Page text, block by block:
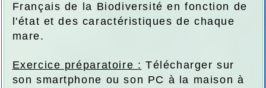
Français de la Biodiversité en fonction de
l'état et des caractéristiques de chaque
mare.
Exercice préparatoire : Télécharger sur
son smartphone ou son PC à la maison à